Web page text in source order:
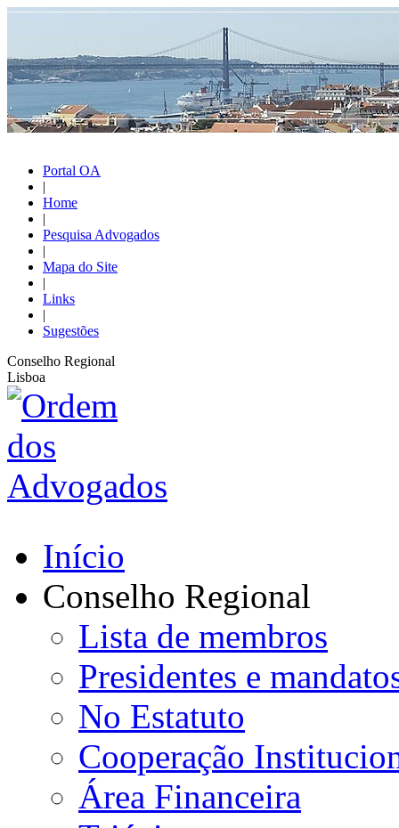
Portal OA
|
Home
|
Pesquisa Advogados
|
Mapa do Site
|
Links
|
Sugestões
Conselho Regional
Lisboa
Início
Conselho Regional
Lista de membros
Presidentes e
No Estatuto
Cooperação
Área Financeira